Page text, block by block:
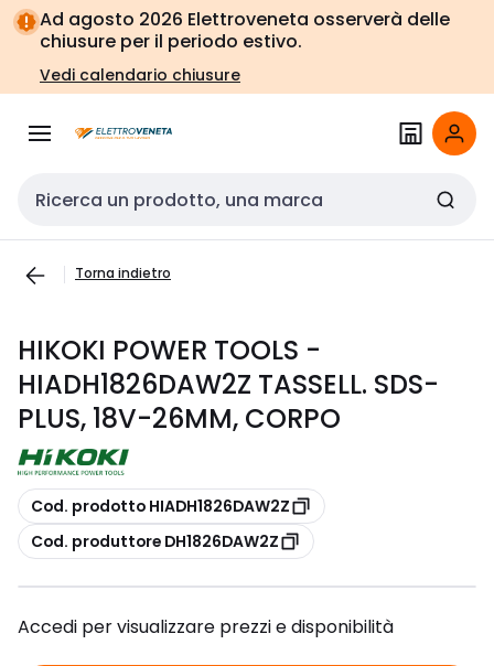
Vai alla
navigazione
Vai
alla
pagina
Ad agosto 2026 Elettroveneta osserverà delle
chiusure per il periodo estivo.
Vedi calendario chiusure
Cerca input
Torna indietro
HIKOKI POWER TOOLS -
HIADH1826DAW2Z TASSELL. SDS-
PLUS, 18V-26MM, CORPO
copia
Cod. prodotto HIADH1826DAW2Z
copia
Cod. produttore DH1826DAW2Z
Accedi per visualizzare prezzi e disponibilità